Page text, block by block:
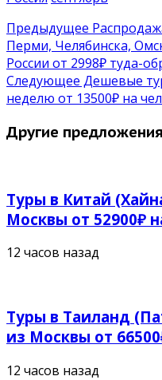
Предыдущее
Перми, Челябинска,
России от 2998₽ туда-
Следующее Дешевые
неделю от 13500₽ на
Другие предложения
Туры в Китай
Москвы от 52900₽
12 часов назад
Туры в Таиланд
из Москвы от
12 часов назад